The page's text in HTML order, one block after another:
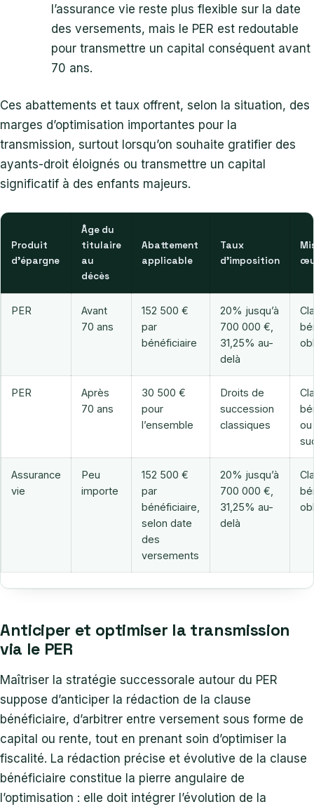
l’assurance vie reste plus flexible sur la date
des versements, mais le PER est redoutable
pour transmettre un capital conséquent avant
70 ans.
Ces abattements et taux offrent, selon la situation, des
marges d’optimisation importantes pour la
transmission, surtout lorsqu’on souhaite gratifier des
ayants-droit éloignés ou transmettre un capital
significatif à des enfants majeurs.
Produit
d’épargne
Âge du
titulaire
au
décès
Abattement
applicable
Taux
d’imposition
PER
Avant
70 ans
152 500 €
par
bénéficiaire
20% jusqu’à
700 000 €,
31,25% au-
delà
PER
Après
70 ans
30 500 €
pour
l’ensemble
Droits de
succession
classiques
ou
Assurance
vie
Peu
importe
152 500 €
par
bénéficiaire,
selon date
des
versements
20% jusqu’à
700 000 €,
31,25% au-
delà
Anticiper et optimiser la transmission
via le PER
Maîtriser la stratégie successorale autour du PER
suppose d’anticiper la rédaction de la clause
bénéficiaire, d’arbitrer entre versement sous forme de
capital ou rente, tout en prenant soin d’optimiser la
fiscalité. La rédaction précise et évolutive de la clause
bénéficiaire constitue la pierre angulaire de
l’optimisation : elle doit intégrer l’évolution de la